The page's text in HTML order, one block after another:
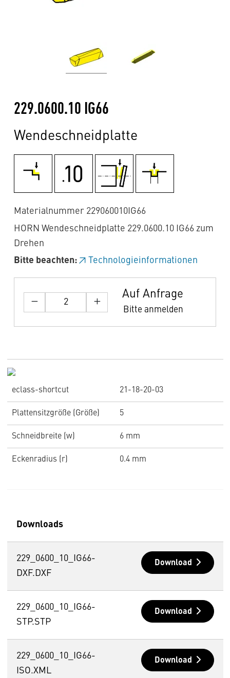
229.0600.10 IG66
Wendeschneidplatte
Materialnummer 229060010IG66
HORN Wendeschneidplatte 229.0600.10 IG66 zum
Drehen
Bitte beachten:
Technologieinformationen
Auf Anfrage
Bitte anmelden
eclass-shortcut 21-18-20-03
Plattensitzgröße (Größe) 5
Schneidbreite (w) 6 mm
Eckenradius (r) 0.4 mm
Downloads
229_0600_10_IG66-
DXF.DXF
Download
229_0600_10_IG66-
STP.STP
Download
229_0600_10_IG66-
ISO.XML
Download